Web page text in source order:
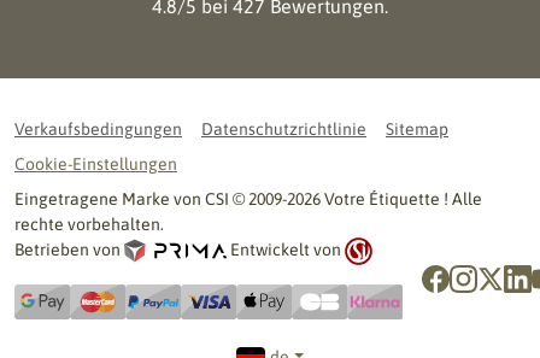
4.8/5 bei 427 Bewertungen.
Verkaufsbedingungen Datenschutzrichtlinie
Sitemap
Cookie-Einstellungen
Eingetragene Marke von CSI © 2009-2026 Votre Étiquette ! Alle
rechte vorbehalten.
Betrieben von
Entwickelt von